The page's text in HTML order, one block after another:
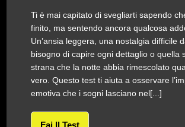
Ti è mai capitato di svegliarti sapendo
finito, ma sentendo ancora qualcosa
Un’ansia leggera, una nostalgia difficile
bisogno di capire ogni dettaglio o quella
strana che la notte abbia rimescolato
vero. Questo test ti aiuta a osservare
emotiva che i sogni lasciano nel[...]